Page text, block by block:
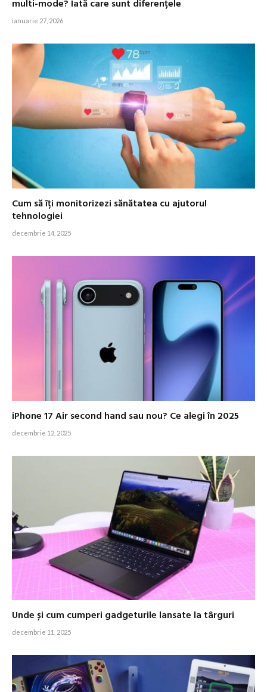
multi-mode? Iată care sunt diferențele
ianuarie 27, 2026
Cum să îți monitorizezi sănătatea cu ajutorul
tehnologiei
decembrie 14, 2025
iPhone 17 Air second hand sau nou? Ce alegi în 2025
decembrie 12, 2025
Unde și cum cumperi gadgeturile lansate la târguri
decembrie 11, 2025